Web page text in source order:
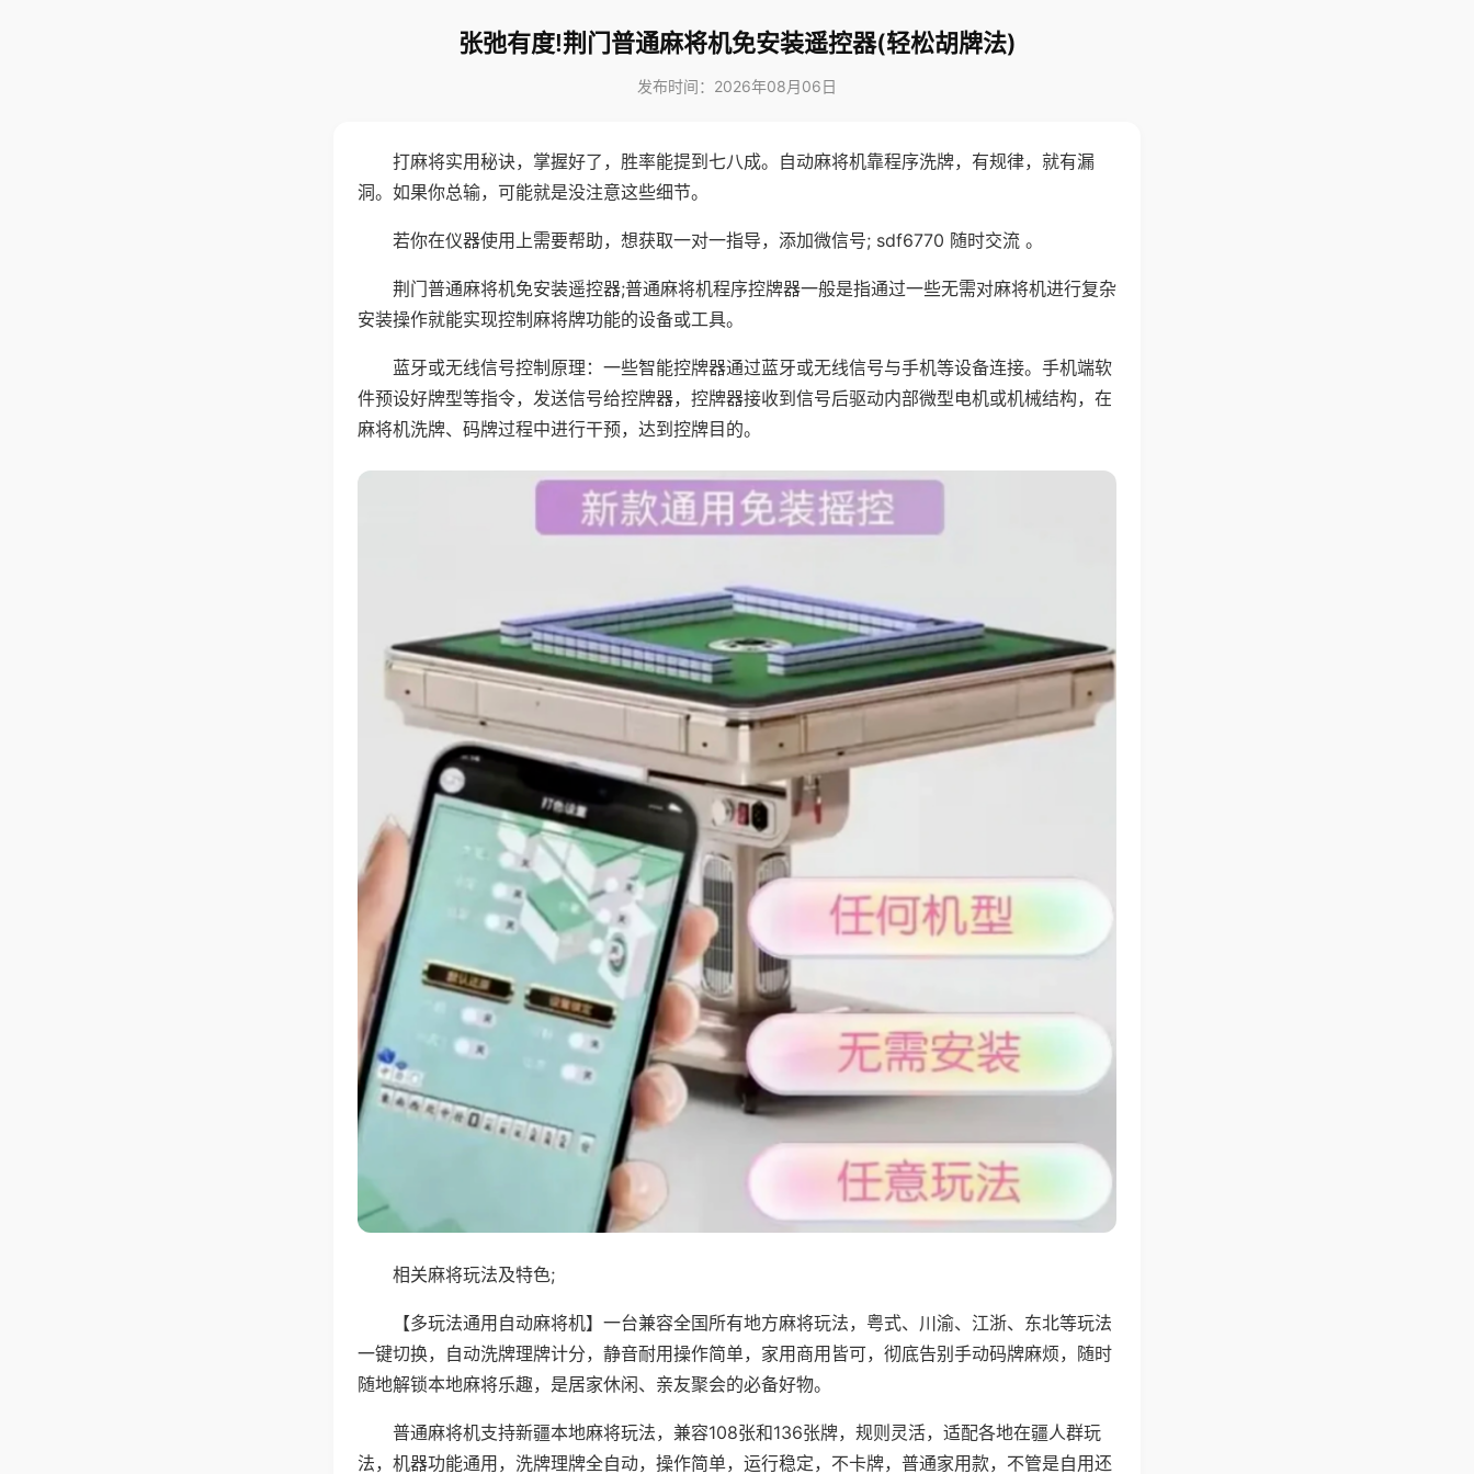
张弛有度!荆门普通麻将机免安装遥控器(轻松胡牌法)
发布时间：2026年08月06日
打麻将实用秘诀，掌握好了，胜率能提到七八成。自动麻将机靠程序洗牌，有规律，就有漏
洞。如果你总输，可能就是没注意这些细节。
若你在仪器使用上需要帮助，想获取一对一指导，添加微信号; sdf6770 随时交流 。
荆门普通麻将机免安装遥控器;普通麻将机程序控牌器一般是指通过一些无需对麻将机进行复杂
安装操作就能实现控制麻将牌功能的设备或工具。
蓝牙或无线信号控制原理：一些智能控牌器通过蓝牙或无线信号与手机等设备连接。手机端软
件预设好牌型等指令，发送信号给控牌器，控牌器接收到信号后驱动内部微型电机或机械结构，在
麻将机洗牌、码牌过程中进行干预，达到控牌目的。
相关麻将玩法及特色;
【多玩法通用自动麻将机】一台兼容全国所有地方麻将玩法，粤式、川渝、江浙、东北等玩法
一键切换，自动洗牌理牌计分，静音耐用操作简单，家用商用皆可，彻底告别手动码牌麻烦，随时
随地解锁本地麻将乐趣，是居家休闲、亲友聚会的必备好物。
普通麻将机支持新疆本地麻将玩法，兼容108张和136张牌，规则灵活，适配各地在疆人群玩
法，机器功能通用，洗牌理牌全自动，操作简单，运行稳定，不卡牌，普通家用款，不管是自用还